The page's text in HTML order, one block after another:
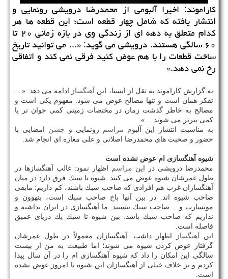
كاراموند: اخیرا آلبومی از محمدرضا درویشی رونمایی و
انتشار یافته كه شامل چهار قطعه است؛ این قطعه ها هر
كدام متعلق به دهه ای از زندگی وی در بازه زمانی ۲۰ تا
۶۰ سالگی هستند. درویشی می گوید: «... می توانید تاریخ
ساخت قطعات را با هم عوض كنید فرقی نمی كند و اتفاقی
رخ نمی دهد.»
به گزارش كاراموند به نقل از ایسنا، این آهنگساز ادامه می دهد: «…
تفكر همان است و تنها مصالح عوض می شود. مفهوم یكی است و
مصالح به خاطر گذشت زمان در مختصات زمینی كمی جوان تر یا
كمی پیرتر می شوند …»
به مناسبت انتشار این آلبوم مراسم رونمایی و جشن امضایی با
حضور و صحبت های محمدرضا اصلانی و علی مغازه ای انجام شد.
شیوه آهنگسازی ام عوض نشده است
محمدرضا درویشی در این مراسم اظهار نمود: غالب آهنگسازها در
طول عمرشان شیوه عوض می كنند. شیوه با سبك فرق دارد در میان
آهنگسازان غرب هم افرادی كه صاحب سبك باشند، كم داریم؛ مابقی
صاحب شیوه اند. در بین آنها باخ صاحب سبك است، بتهوون و
موتسارت و… صاحب سبك نیستند. ما آهنگسازی در ایران نداشته و
نداریم كه صاحب سبك باشد. بین شیوه تا سبك یك دریای عمیق
فاصله است.
این آهنگساز
اظهار داشت: آهنگسازان معمولاً در طول عمرشان
گرفتار عوض كردن شیوه می شوند؛ اما طبیعت به من از بیست
سالگی این امكان را داد كه شیوه آهنگسازی ام را در آن سال پیدا
كردم و بر خلاف خیلی از آهنگسازان این شیوه تا امروز عوض نشده
است.